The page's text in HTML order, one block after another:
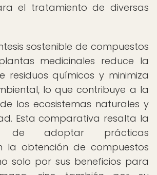
el tratamiento de diversas
sostenible de compuestos
medicinales reduce la
residuos químicos y minimiza
lo que contribuye a la
los ecosistemas naturales y
Esta comparativa resalta la
de adoptar prácticas
la obtención de compuestos
solo por sus beneficios para